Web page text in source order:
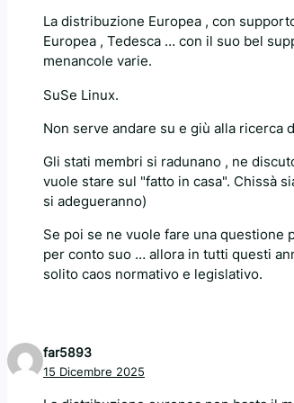
La distribuzione Europea , con
Europea , Tedesca … con il suo bel
menancole varie.
SuSe Linux.
Non serve andare su e giù alla
Gli stati membri si radunano , ne
vuole stare sul "fatto in casa". Chissà
si adegueranno)
Se poi se ne vuole fare una questione
per conto suo … allora in tutti questi
solito caos normativo e legislativo.
far5893
15 Dicembre 2025